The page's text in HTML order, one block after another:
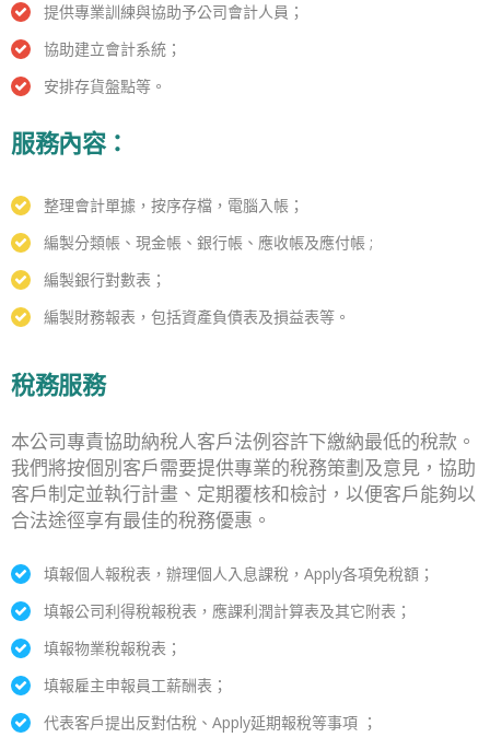
提供專業訓練與協助予公司會計人員；
協助建立會計系統；
安排存貨盤點等。
服務內容：
整理會計單據，按序存檔，電腦入帳；
編製分類帳、現金帳、銀行帳、應收帳及應付帳 ;
編製銀行對數表；
編製財務報表，包括資產負債表及損益表等。
稅務服務
本公司專責協助納稅人客戶法例容許下繳納最低的稅款。
我們將按個別客戶需要提供專業的稅務策劃及意見，協助
客戶制定並執行計畫、定期覆核和檢討，以便客戶能夠以
合法途徑享有最佳的稅務優惠。
填報個人報稅表，辦理個人入息課稅，Apply各項免稅額；
填報公司利得稅報稅表，應課利潤計算表及其它附表；
填報物業稅報稅表；
填報雇主申報員工薪酬表；
代表客戶提出反對估稅、Apply延期報稅等事項 ；